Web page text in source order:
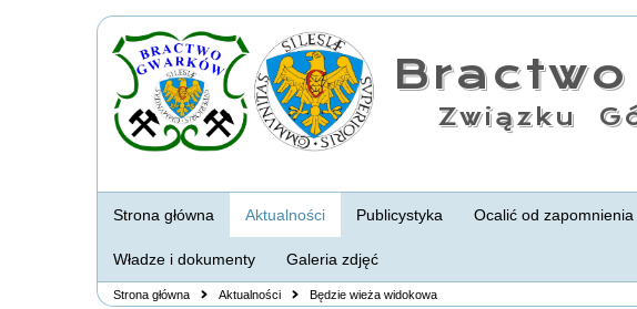
Związku
Strona główna Aktualności Publicystyka Ocalić od zapomnienia
Władze i dokumenty Galeria zdjęć
Strona główna Aktualności Będzie wieża widokowa